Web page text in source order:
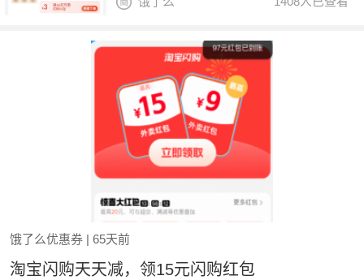
饿了么优惠券 | 65天前
淘宝闪购天天减，领15元闪购红包